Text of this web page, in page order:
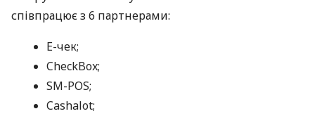
співпрацює з 6 партнерами:
E-чек;
CheckBox;
SM-POS;
Cashalot;